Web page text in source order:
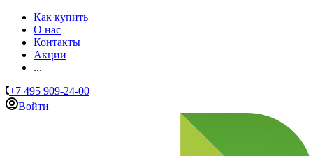
Как купить
О нас
Контакты
Акции
...
+7 495 909-24-00
Войти